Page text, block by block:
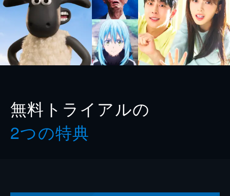
無料トライアルの
2つの特典